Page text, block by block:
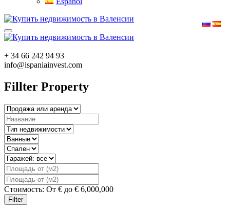
+ 34 66 242 94 93
info@ispaniainvest.com
Fillter Property
Стоимость: От € до € 6,000,000
Filter